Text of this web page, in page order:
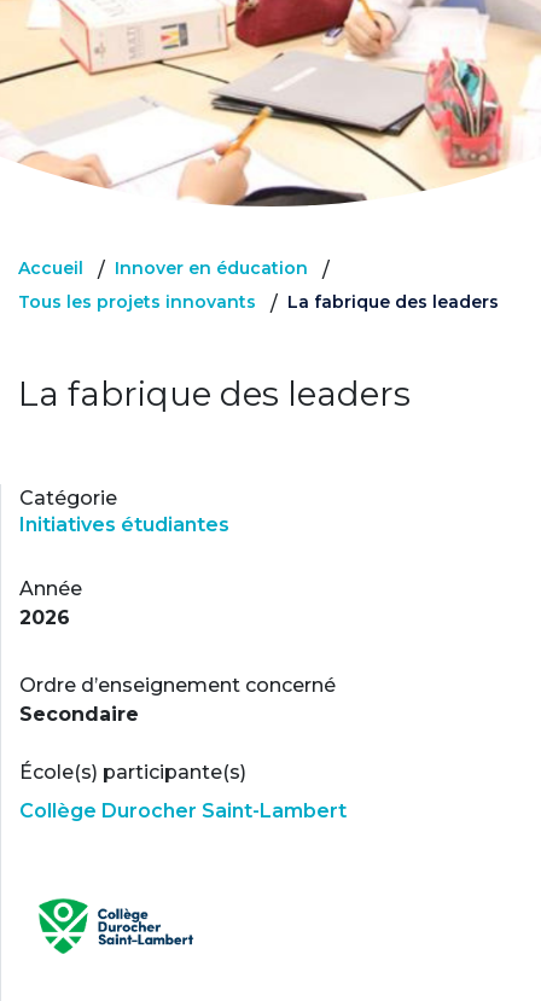
Accueil / Innover en éducation /
Tous les projets innovants / La fabrique des leaders
La fabrique des leaders
Catégorie
Initiatives étudiantes
Année
2026
Ordre d’enseignement concerné
Secondaire
École(s) participante(s)
Collège Durocher Saint-Lambert